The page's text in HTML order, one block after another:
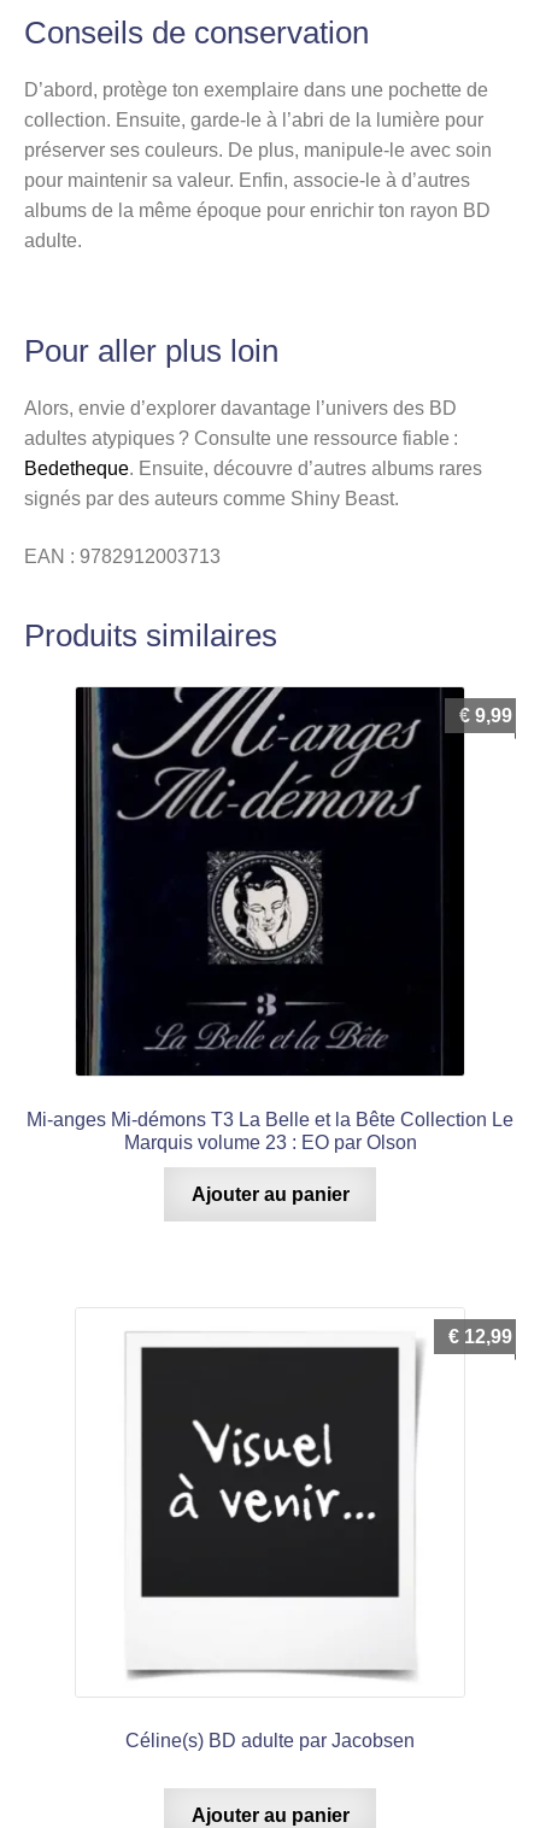
Conseils de conservation
D’abord, protège ton exemplaire dans une pochette de
collection. Ensuite, garde-le à l’abri de la lumière pour
préserver ses couleurs. De plus, manipule-le avec soin
pour maintenir sa valeur. Enfin, associe-le à d’autres
albums de la même époque pour enrichir ton rayon BD
adulte.
Pour aller plus loin
Alors, envie d’explorer davantage l’univers des BD
adultes atypiques ? Consulte une ressource fiable :
Bedetheque. Ensuite, découvre d’autres albums rares
signés par des auteurs comme Shiny Beast.
EAN : 9782912003713
Produits similaires
Mi-anges Mi-démons T3 La Belle et la Bête Collection Le
Marquis volume 23 : EO par Olson
€ 9,99
Ajouter au panier
Céline(s) BD adulte par Jacobsen
€ 12,99
Ajouter au panier